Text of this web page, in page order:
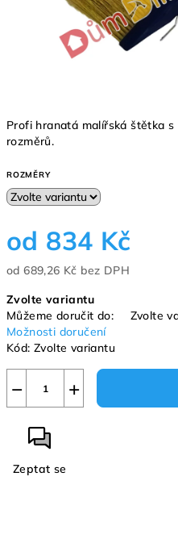
Profi hranatá malířská štětka
rozměrů.
ROZMĚRY
od 834 Kč
od689,26 Kč bez DPH
cena:
Zvolte variantu
Můžeme doručit do:
Zvolte
Možnosti doručení
Kód: Zvolte variantu
+
−
Zeptat se